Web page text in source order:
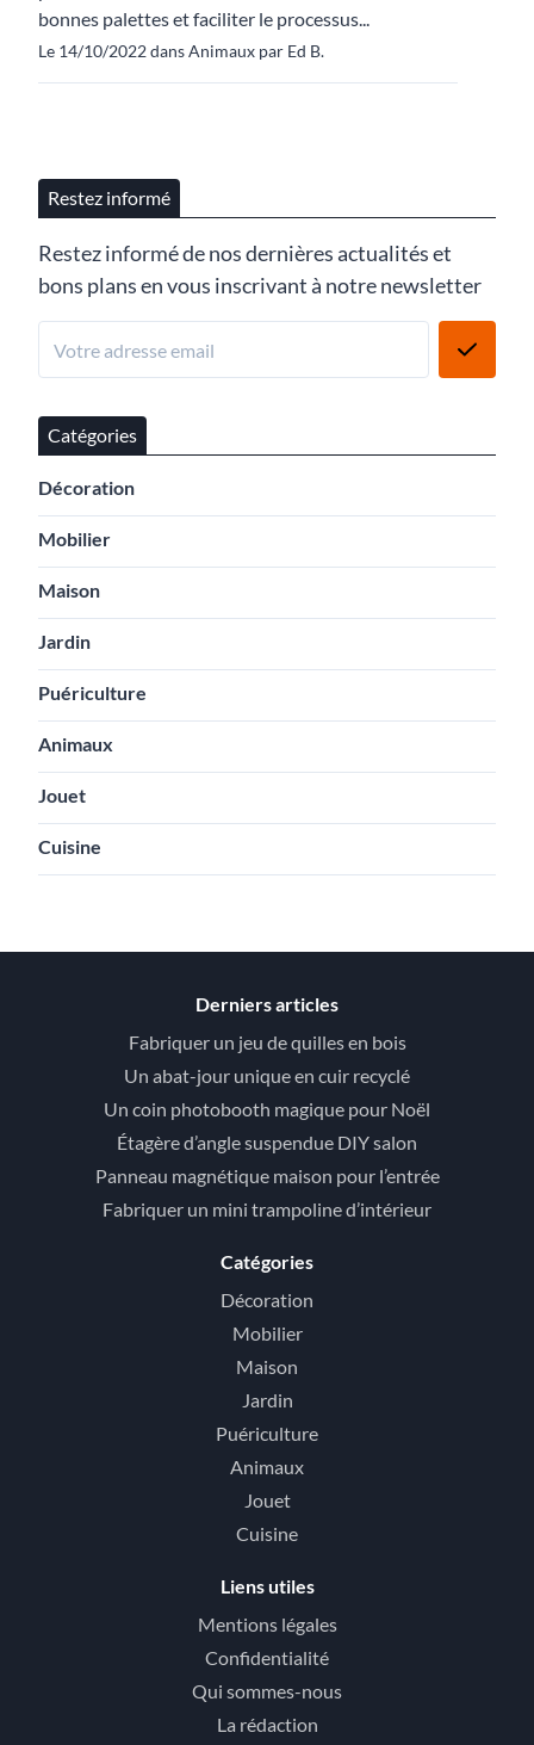
bonnes palettes et faciliter le processus...
Le 14/10/2022 dans Animaux par Ed B.
Restez informé
Restez informé de nos dernières actualités et
bons plans en vous inscrivant à notre newsletter
Catégories
Décoration
Mobilier
Maison
Jardin
Puériculture
Animaux
Jouet
Cuisine
Derniers articles
Fabriquer un jeu de quilles en bois
Un abat-jour unique en cuir recyclé
Un coin photobooth magique pour Noël
Étagère d’angle suspendue DIY salon
Panneau magnétique maison pour l’entrée
Fabriquer un mini trampoline d’intérieur
Catégories
Décoration
Mobilier
Maison
Jardin
Puériculture
Animaux
Jouet
Cuisine
Liens utiles
Mentions légales
Confidentialité
Qui sommes-nous
La rédaction